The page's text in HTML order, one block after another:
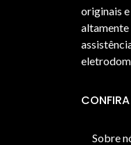
originais
Sobre